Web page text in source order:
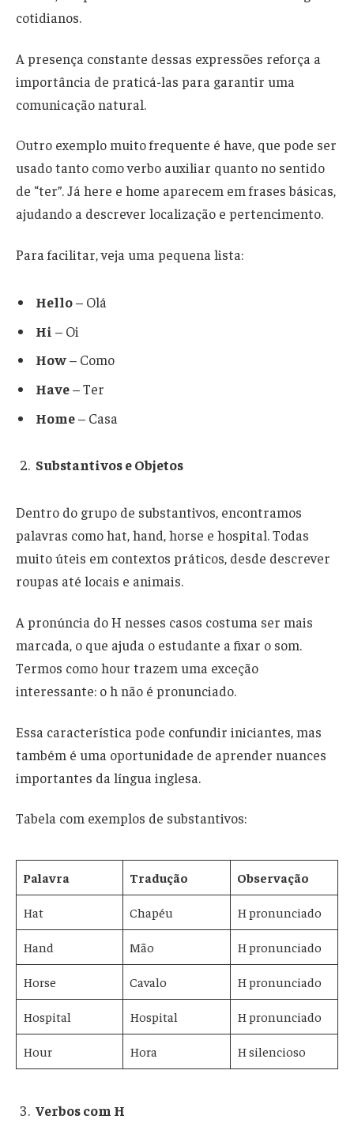
cotidianos.
A presença constante dessas expressões reforça a
importância de praticá-las para garantir uma
comunicação natural.
Outro exemplo muito frequente é have, que pode ser
usado tanto como verbo auxiliar quanto no sentido
de “ter”. Já here e home aparecem em frases básicas,
ajudando a descrever localização e pertencimento.
Para facilitar, veja uma pequena lista:
Hello– Olá
Hi – Oi
How– Como
Have– Ter
Home– Casa
Substantivos e Objetos
Dentro do grupo de substantivos, encontramos
palavras como hat, hand, horse e hospital. Todas
muito úteis em contextos práticos, desde descrever
roupas até locais e animais.
A pronúncia do H nesses casos costuma ser mais
marcada, o que ajuda o estudante a fixar o som.
Termos como hour trazem uma exceção
interessante: o h não é pronunciado.
Essa característica pode confundir iniciantes, mas
também é uma oportunidade de aprender nuances
importantes da língua inglesa.
Tabela com exemplos de substantivos:
Palavra Tradução Observação
Hat Chapéu H pronunciado
Hand Mão H pronunciado
Horse Cavalo H pronunciado
Hospital Hospital H pronunciado
Hour Hora H silencioso
Verbos com H